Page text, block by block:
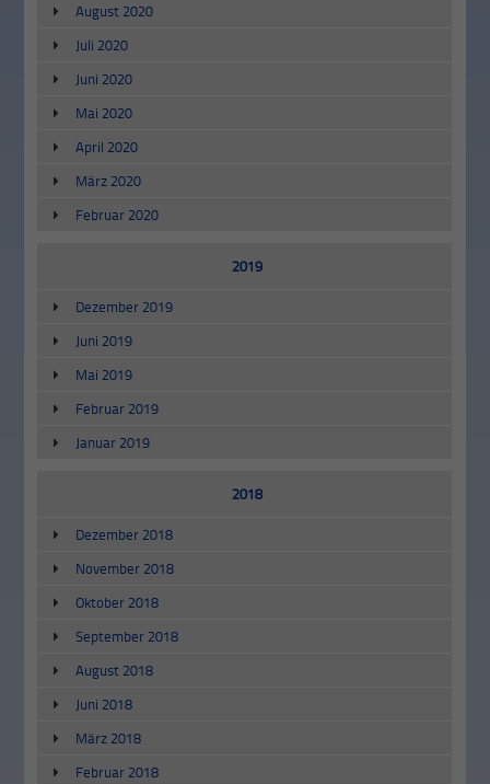
August 2020
Juli 2020
Juni 2020
Mai 2020
April 2020
März 2020
Februar 2020
2019
Dezember 2019
Juni 2019
Mai 2019
Februar 2019
Januar 2019
2018
Dezember 2018
November 2018
Oktober 2018
September 2018
August 2018
Juni 2018
März 2018
Februar 2018